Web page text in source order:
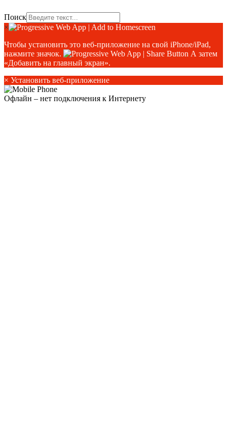
Поиск
×
Чтобы установить это веб-приложение на свой iPhone/iPad,
нажмите значок.
А затем
«Добавить на главный экран».
× Установить веб-приложение
Офлайн – нет подключения к Интернету